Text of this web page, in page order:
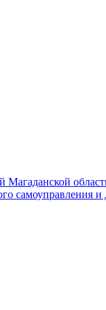
самоуправления